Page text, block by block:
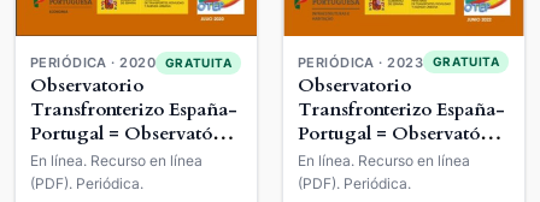
PERIÓDICA · 2020 GRATUITA
Observatorio
Transfronterizo España-
Portugal = Observatório
Transfronteiriço
Espanha-Portugal
En línea. Recurso en línea
(PDF). Periódica.
PERIÓDICA · 2023 GRATUITA
Observatorio
Transfronterizo España-
Portugal = Observatório
Transfronteiriço
Espanha-Portugal
En línea. Recurso en línea
(PDF). Periódica.